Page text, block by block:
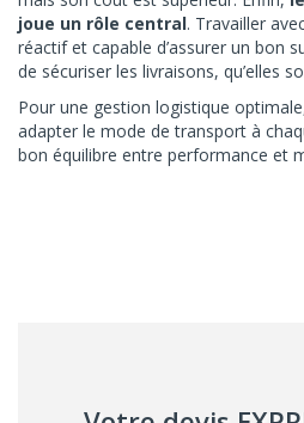
joue un rôle central. Travailler
réactif et capable d’assurer un bon
de sécuriser les livraisons, qu’elles
Pour une gestion logistique
adapter le mode de transport à
bon équilibre entre performance et